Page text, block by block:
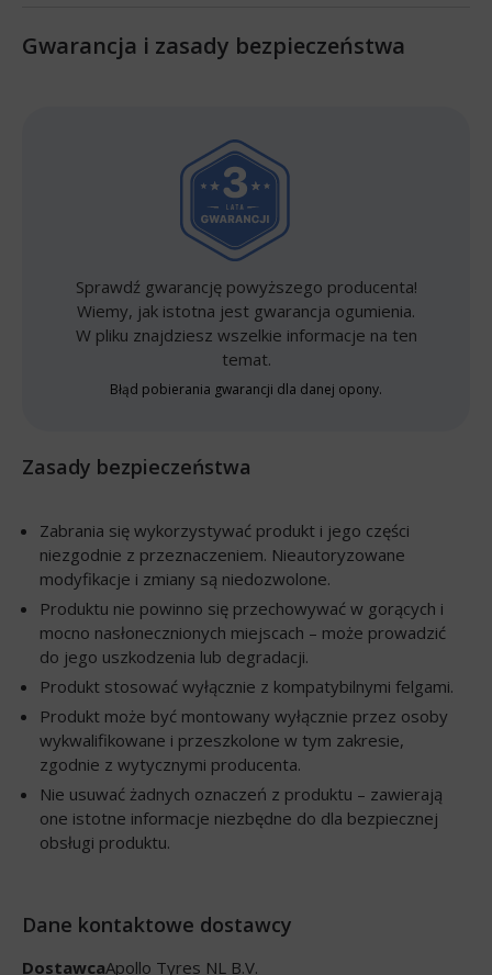
Gwarancja i zasady bezpieczeństwa
Sprawdź gwarancję powyższego producenta!
Wiemy, jak istotna jest gwarancja ogumienia.
W pliku znajdziesz wszelkie informacje na ten
temat.
Błąd pobierania gwarancji dla danej opony.
Zasady bezpieczeństwa
Zabrania się wykorzystywać produkt i jego części
niezgodnie z przeznaczeniem. Nieautoryzowane
modyfikacje i zmiany są niedozwolone.
Produktu nie powinno się przechowywać w gorących i
mocno nasłonecznionych miejscach – może prowadzić
do jego uszkodzenia lub degradacji.
Produkt stosować wyłącznie z kompatybilnymi felgami.
Produkt może być montowany wyłącznie przez osoby
wykwalifikowane i przeszkolone w tym zakresie,
zgodnie z wytycznymi producenta.
Nie usuwać żadnych oznaczeń z produktu – zawierają
one istotne informacje niezbędne do dla bezpiecznej
obsługi produktu.
Dane kontaktowe dostawcy
DostawcaApollo Tyres NL B.V.